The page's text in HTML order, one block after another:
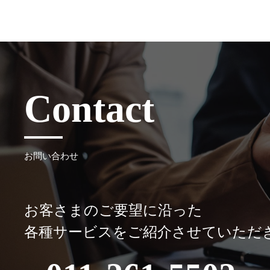
Contact
お問い合わせ
お客さまのご要望に沿った
各種サービスをご紹介させていただ